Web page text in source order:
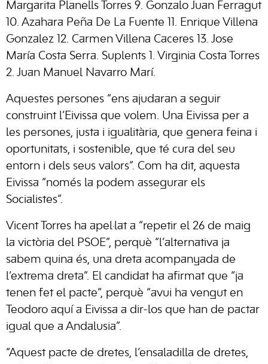
Margarita Planells Torres 9. Gonzalo Juan Ferragut
10. Azahara Peña De La Fuente 11. Enrique Villena
Gonzalez 12. Carmen Villena Caceres 13. Jose
María Costa Serra. Suplents 1. Virginia Costa Torres
2. Juan Manuel Navarro Marí.
Aquestes persones “ens ajudaran a seguir
construint l’Eivissa que volem. Una Eivissa per a
les persones, justa i igualitària, que genera feina i
oportunitats, i sostenible, que té cura del seu
entorn i dels seus valors”. Com ha dit, aquesta
Eivissa “només la podem assegurar els
Socialistes”.
Vicent Torres ha apel·lat a “repetir el 26 de maig
la victòria del PSOE”, perquè “l’alternativa ja
sabem quina és, una dreta acompanyada de
l’extrema dreta”. El candidat ha afirmat que “ja
tenen fet el pacte”, perquè “avui ha vengut en
Teodoro aquí a Eivissa a dir-los que han de pactar
igual que a Andalusia”.
“Aquest pacte de dretes, l’ensaladilla de dretes,